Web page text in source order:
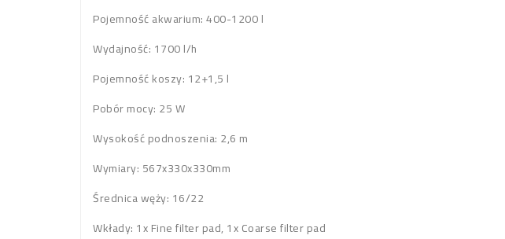
Pojemność akwarium: 400-1200 l
Wydajność: 1700 l/h
Pojemność koszy: 12+1,5 l
Pobór mocy: 25 W
Wysokość podnoszenia: 2,6 m
Wymiary: 567x330x330mm
Średnica węży: 16/22
Wkłady: 1x Fine filter pad, 1x Coarse filter pad